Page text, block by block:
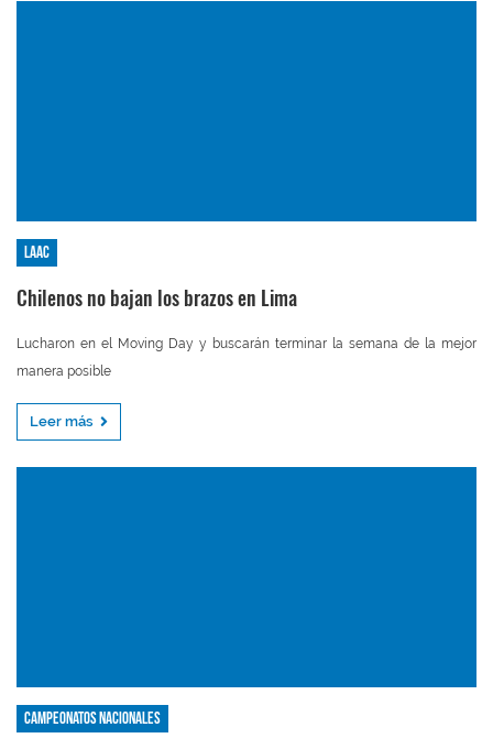
LAAC
Chilenos no bajan los brazos en Lima
Lucharon en el Moving Day y buscarán terminar la semana de la mejor
manera posible
Leer más
Campeonatos nacionales